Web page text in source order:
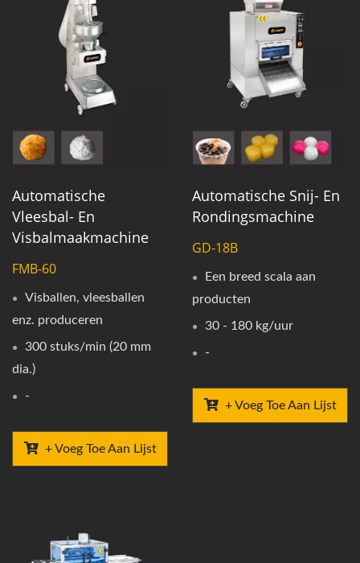
Automatische
Vleesbal- En
Visbalmaakmachine
FMB-60
Visballen, vleesballen
enz. produceren
300 stuks/min (20 mm
dia.)
-
+ Voeg Toe Aan Lijst
Automatische Snij- En
Rondingsmachine
GD-18B
Een breed scala aan
producten
30 - 180 kg/uur
-
+ Voeg Toe Aan Lijst